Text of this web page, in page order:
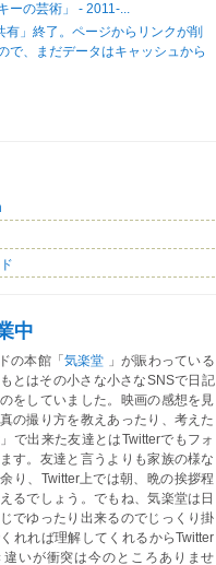
ーの芸術」 - 2011-...
有」終了。ページからリンクが削
で、まだデータはキャッシュから
中
の本館「 気楽堂 」が賑わっている
とはその小さな小さなSNSで日記
をしていました。映画の感想を見
の撮り方を教えあったり、考えた
で出来た友達とはTwitterでもフォ
す。友達と言うよりも家族の様な
り、Twitter上では朝、晩の挨拶程
るでしょう。でもね、気楽堂は日
でゆったり出来るのでじっくり掛
れれば理解してくれるからTwitter
いが衝突は今のところありませ